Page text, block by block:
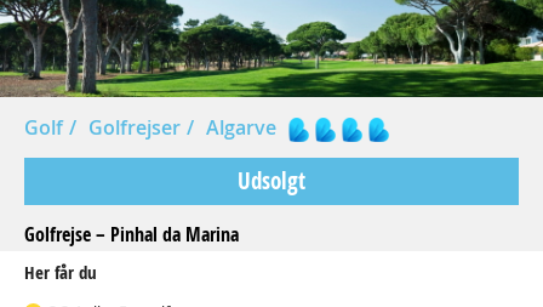
Golf Golfrejser Algarve
Udsolgt
Golfrejse – Pinhal da Marina
Her får du